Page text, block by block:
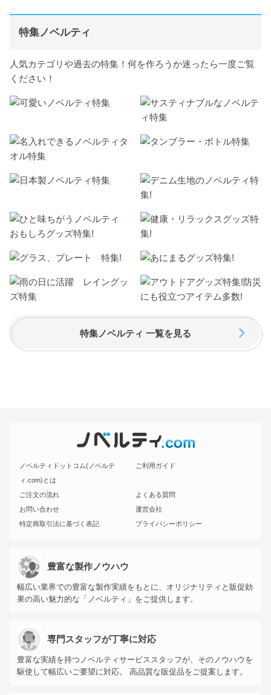
特集ノベルティ
人気カテゴリや過去の特集！何を作ろうか迷ったら一度ご覧
ください！
特集ノベルティ 一覧を見る
ノベルティドットコム(ノベルテ
ィ.com)とは
ご利用ガイド
ご注文の流れ
よくある質問
お問い合わせ
運営会社
特定商取引法に基づく表記
プライバシーポリシー
豊富な製作ノウハウ
幅広い業界での豊富な製作実績をもとに、オリジナリティと販促効
果の高い魅力的な「ノベルティ」をご提供します。
専門スタッフが丁寧に対応
豊富な実績を持つノベルティサービススタッフが、そのノウハウを
駆使して幅広いご要望に対応。 高品質な販促品をご提案します。